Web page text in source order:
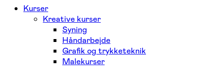
Kurser
Kreative kurser
Syning
Håndarbejde
Grafik og trykketeknik
Malekurser